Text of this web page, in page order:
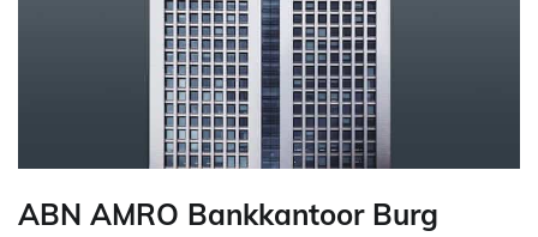
ABN AMRO Bankkantoor Burg